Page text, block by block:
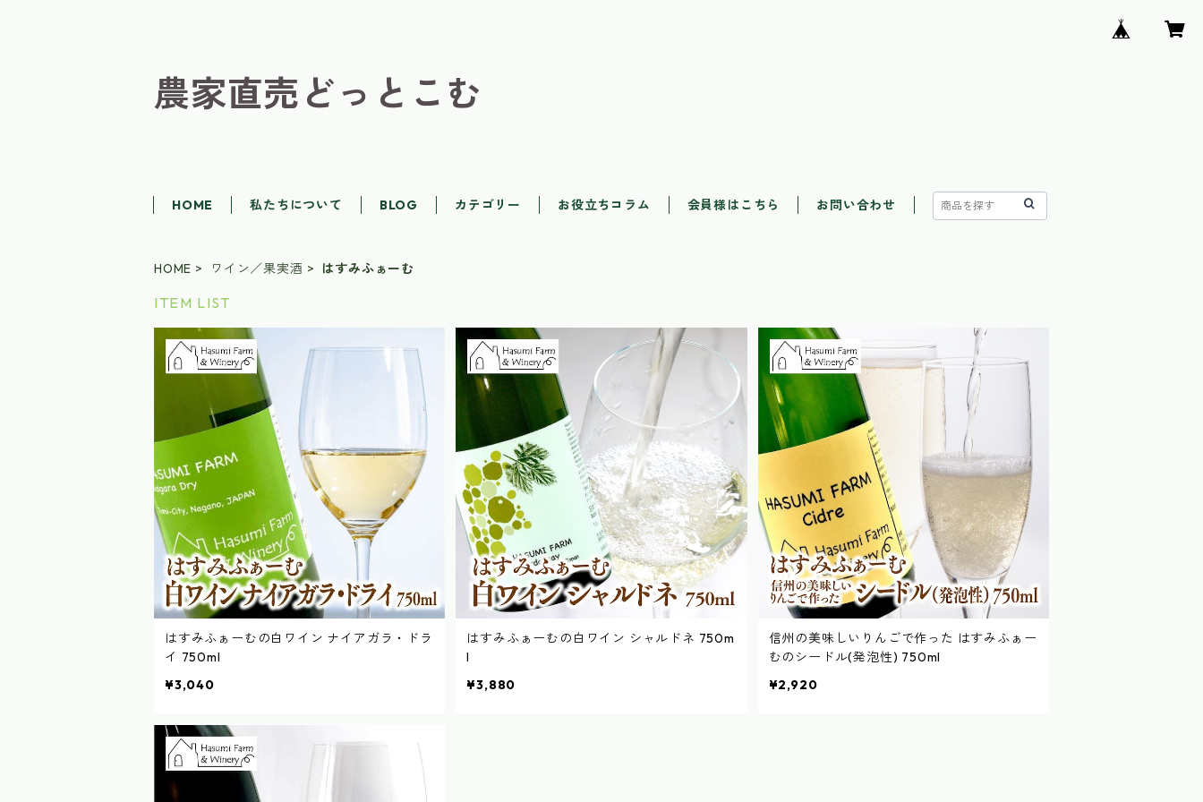
農家直売どっとこむ
HOME 私たちについて BLOG カテゴリー お役立ちコラム 会員様はこちら お問い合わせ
HOME ワイン／果実酒 はすみふぁーむ
ITEM LIST
はすみふぁーむの白ワイン ナイアガラ・ドラ
イ 750ml
¥3,040
はすみふぁーむの白ワイン シャルドネ 750m
l
¥3,880
信州の美味しいりんごで作った はすみふぁー
むのシードル(発泡性) 750ml
¥2,920